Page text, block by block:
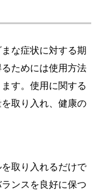
な症状に対する期
ためには使用方法
す。使用に関する
取り入れ、健康の
取り入れるだけで
ンスを良好に保つ